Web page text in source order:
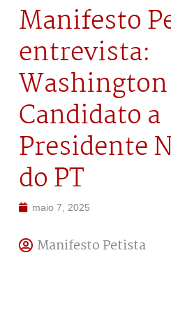
Manifesto
entrevista:
Washington
Candidato a
Presidente
do PT
maio 7, 2025
Manifesto Petista